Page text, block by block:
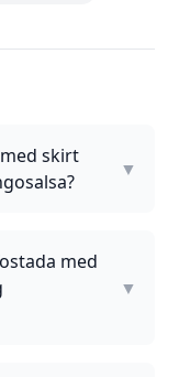
skirt
▼
med
▼